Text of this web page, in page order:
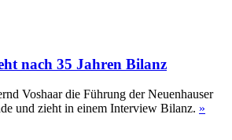
nach 35 Jahren Bilanz
Voshaar die Führung der Neuenhauser
und zieht in einem Interview Bilanz. »